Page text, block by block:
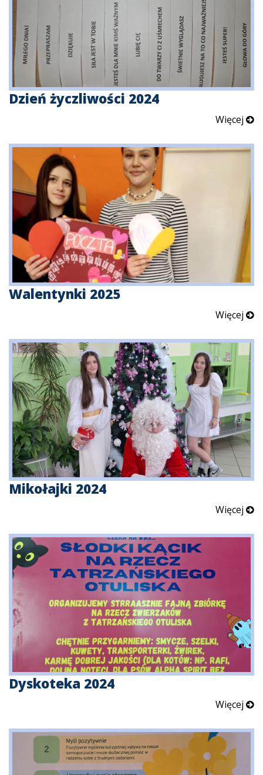
Dzień życzliwości 2024
Więcej
Walentynki 2025
Więcej
Mikołajki 2024
Więcej
Dyskoteka 2024
Więcej